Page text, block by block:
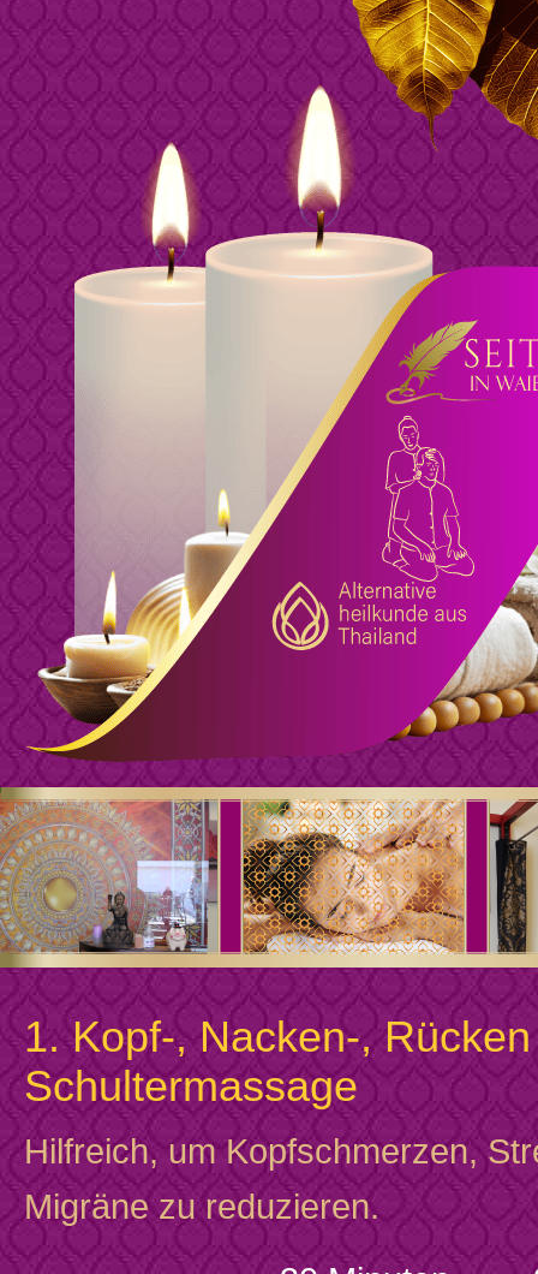
1. Kopf-, Nacken-,
Schultermassage
Hilfreich, um Kopfschmerzen,
Migräne zu reduzieren.